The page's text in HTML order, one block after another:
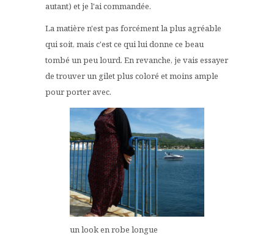
autant) et je l'ai commandée.
La matière n'est pas forcément la plus agréable
qui soit, mais c'est ce qui lui donne ce beau
tombé un peu lourd. En revanche, je vais essayer
de trouver un gilet plus coloré et moins ample
pour porter avec.
un look en robe longue